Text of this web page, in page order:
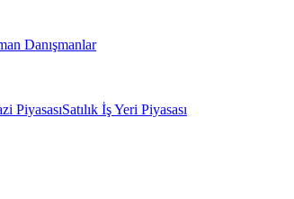
Danışmanlar
PiyasasıSatılık İş Yeri Piyasası